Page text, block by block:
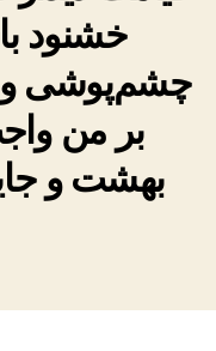
خشنود
چشم‌پوشی و
بر من
بهشت و